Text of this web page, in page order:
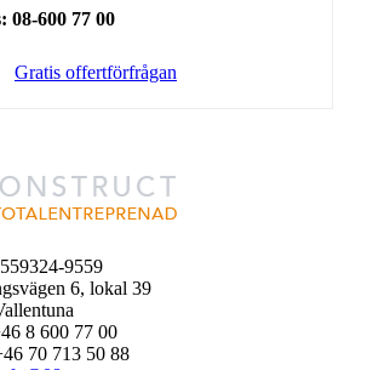
08-600 77 00
Gratis offertförfrågan
9559
6, lokal 39
8 600 77 00
70 713 50 88